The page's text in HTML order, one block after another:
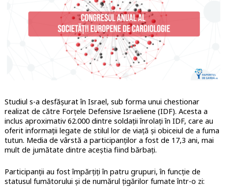
Studiul s-a desfășurat în Israel, sub forma unui chestionar
realizat de către Forțele Defensive Israeliene (IDF). Acesta a
inclus aproximativ 62.000 dintre soldații înrolați în IDF, care au
oferit informații legate de stilul lor de viață și obiceiul de a fuma
tutun. Media de vârstă a participanților a fost de 17,3 ani, mai
mult de jumătate dintre aceștia fiind bărbați.
Participanții au fost împărțiți în patru grupuri, în funcție de
statusul fumătorului și de numărul țigărilor fumate într-o zi: